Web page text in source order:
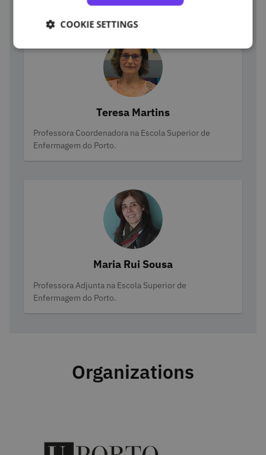
Teresa Martins
Categories
Professora Coordenadora na Escola Superior de
Enfermagem do Porto.
Maria Rui Sousa
Categories
Professora Adjunta na Escola Superior de
Enfermagem do Porto.
Organizations
COOKIE SETTINGS